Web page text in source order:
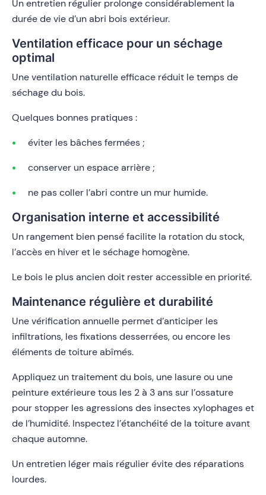
Un entretien régulier prolonge considérablement la
durée de vie d’un abri bois extérieur.
Ventilation efficace pour un séchage
optimal
Une ventilation naturelle efficace réduit le temps de
séchage du bois.
Quelques bonnes pratiques :
éviter les bâches fermées ;
conserver un espace arrière ;
ne pas coller l’abri contre un mur humide.
Organisation interne et accessibilité
Un rangement bien pensé facilite la rotation du stock,
l’accès en hiver et le séchage homogène.
Le bois le plus ancien doit rester accessible en priorité.
Maintenance régulière et durabilité
Une vérification annuelle permet d’anticiper les
infiltrations, les fixations desserrées, ou encore les
éléments de toiture abîmés.
Appliquez un traitement du bois, une lasure ou une
peinture extérieure tous les 2 à 3 ans sur l’ossature
pour stopper les agressions des insectes xylophages et
de l’humidité. Inspectez l’étanchéité de la toiture avant
chaque automne.
Un entretien léger mais régulier évite des réparations
lourdes.